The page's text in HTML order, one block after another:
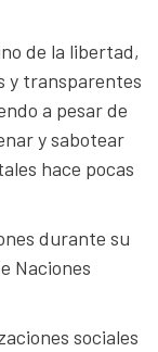
de la libertad,
y transparentes
a pesar de
y sabotear
hace pocas
durante su
Naciones
sociales